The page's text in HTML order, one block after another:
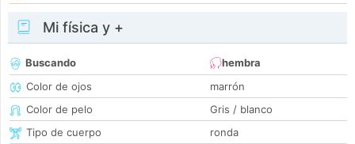
Mi física y +
Buscando
hembra
Color de ojos
marrón
Color de pelo
Gris / blanco
Tipo de cuerpo
ronda